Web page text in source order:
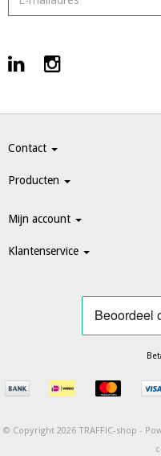
Contact
Producten
Mijn account
Klantenservice
© Copyright 2026 TRAFFIC-shop -